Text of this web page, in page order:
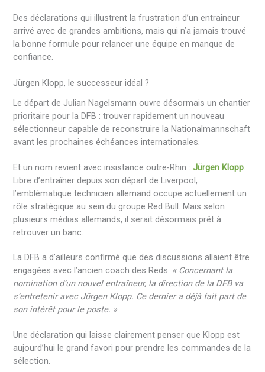
Des déclarations qui illustrent la frustration d’un entraîneur
arrivé avec de grandes ambitions, mais qui n’a jamais trouvé
la bonne formule pour relancer une équipe en manque de
confiance.
Jürgen Klopp, le successeur idéal ?
Le départ de Julian Nagelsmann ouvre désormais un chantier
prioritaire pour la DFB : trouver rapidement un nouveau
sélectionneur capable de reconstruire la Nationalmannschaft
avant les prochaines échéances internationales.
Et un nom revient avec insistance outre-Rhin : Jürgen Klopp.
Libre d’entraîner depuis son départ de Liverpool,
l’emblématique technicien allemand occupe actuellement un
rôle stratégique au sein du groupe Red Bull. Mais selon
plusieurs médias allemands, il serait désormais prêt à
retrouver un banc.
La DFB a d’ailleurs confirmé que des discussions allaient être
engagées avec l’ancien coach des Reds. « Concernant la
nomination d’un nouvel entraîneur, la direction de la DFB va
s’entretenir avec Jürgen Klopp. Ce dernier a déjà fait part de
son intérêt pour le poste. »
Une déclaration qui laisse clairement penser que Klopp est
aujourd’hui le grand favori pour prendre les commandes de la
sélection.